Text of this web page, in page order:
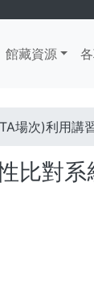
館藏資源
場次)利用講
比對